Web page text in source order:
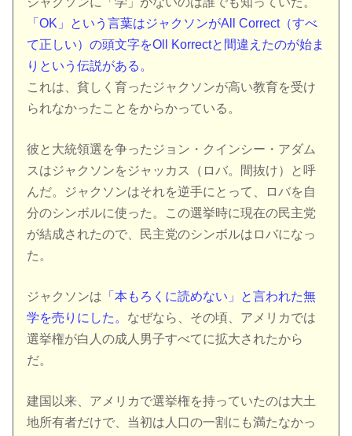
「OK」という言葉はジャクソンがAll Correct（すべ
て正しい）の頭文字をOll Korrectと間違えたのが始ま
りという伝説がある。
これは、貧しく育ったジャクソンが高い教育を受け
られなかったことをからかっている。
彼と大統領選を争ったジョン・クインシー・アダム
スはジャクソンをジャッカス（ロバ。間抜け）と呼
んだ。ジャクソンはそれを逆手にとって、ロバを自
分のシンボルに使った。この選挙時に現在の民主党
が結成されたので、民主党のシンボルはロバになっ
た。
ジャクソンは 「本もろくに読めない」と言われた無
学を売りにした。 なぜなら、その頃、アメリカでは
選挙権が白人の成人男子すべてに拡大されたから
だ。
建国以来、アメリカで選挙権を持っていたのは大土
地所有者だけで、当初は人口の一割にも満たなかっ